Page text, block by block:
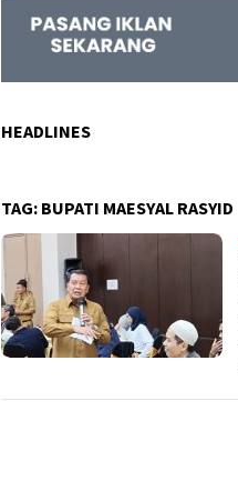
HEADLINES
TAG: BUPATI MAESYAL RASYID